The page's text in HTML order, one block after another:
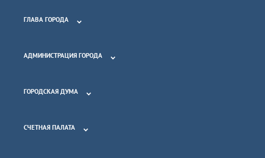
ГЛАВА ГОРОДА
АДМИНИСТРАЦИЯ ГОРОДА
ГОРОДСКАЯ ДУМА
СЧЕТНАЯ ПАЛАТА